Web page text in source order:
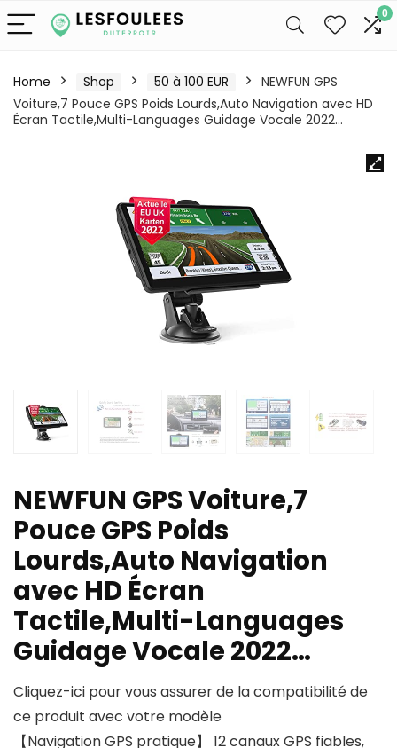
0
Home Shop 50 à 100 EUR
NEWFUN GPS
Voiture,7 Pouce GPS Poids Lourds,Auto Navigation avec HD
Écran Tactile,Multi-Languages Guidage Vocale 2022…
NEWFUN GPS Voiture,7
Pouce GPS Poids
Lourds,Auto Navigation
avec HD Écran
Tactile,Multi-Languages
Guidage Vocale 2022…
Cliquez-ici pour vous assurer de la compatibilité de
ce produit avec votre modèle
【Navigation GPS pratique】 12 canaux GPS fiables,